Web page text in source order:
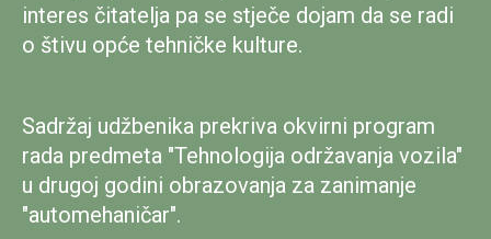
interes čitatelja pa se stječe dojam da se radi
o štivu opće tehničke kulture.
Sadržaj udžbenika prekriva okvirni program
rada predmeta "Tehnologija održavanja vozila"
u drugoj godini obrazovanja za zanimanje
"automehaničar".